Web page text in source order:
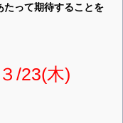
たって期待することを
/23(木)